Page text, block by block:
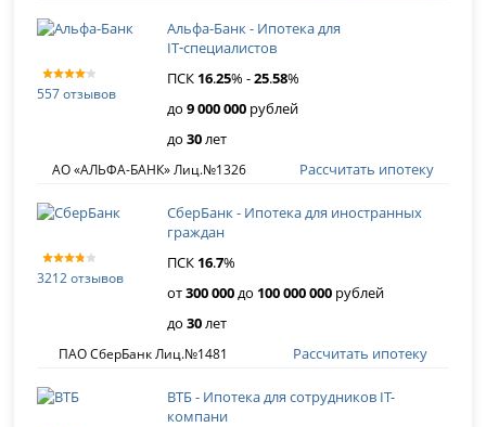
557 отзывов
Альфа-Банк - Ипотека для
IT‑специалистов
ПСК 16.25% -25.58%
до9 000 000 рублей
до30лет
АО «АЛЬФА-БАНК» Лиц.№1326 Рассчитать ипотеку
3212 отзывов
СберБанк - Ипотека для иностранных
граждан
ПСК 16.7%
от300 000до 100 000 000 рублей
до30лет
ПАО СберБанк Лиц.№1481 Рассчитать ипотеку
ВТБ - Ипотека для сотрудников IT-
компани